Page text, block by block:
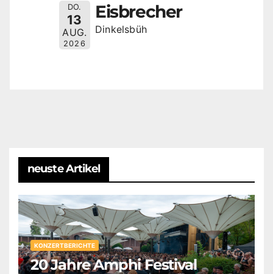
DO.
13
AUG.
2026
Eisbrecher
Dinkelsbüh
neuste Artikel
KONZERTBERICHTE
20 Jahre Amphi Festival